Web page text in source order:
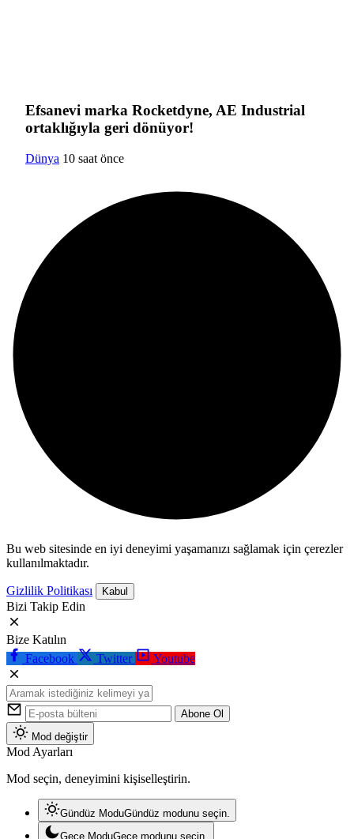
Efsanevi marka Rocketdyne, AE Industrial
ortaklığıyla geri dönüyor!
Dünya 10 saat önce
Bu web sitesinde en iyi deneyimi yaşamanızı sağlamak için çerezler
kullanılmaktadır.
Gizlilik Politikası Kabul
Bizi Takip Edin
Bize Katılın
Facebook
Twitter Youtube
Abone Ol
Mod değiştir
Mod Ayarları
Mod seçin, deneyimini kişiselleştirin.
Gündüz ModuGündüz modunu seçin.
Gece ModuGece modunu seçin.